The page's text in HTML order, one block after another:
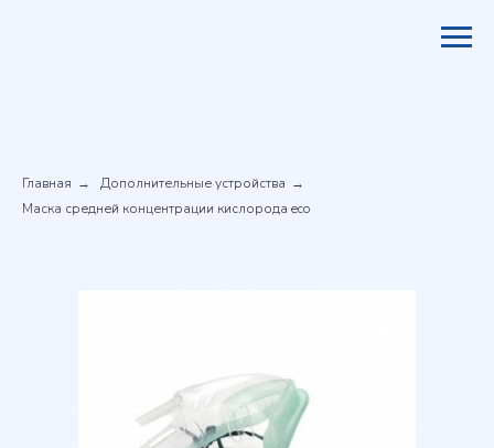
Главная → Дополнительные устройства →
Маска средней концентрации кислорода eco